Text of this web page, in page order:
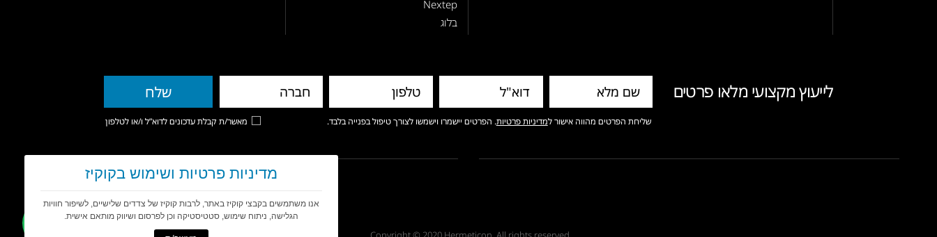
Nextep
בלוג
לייעוץ מקצועי מלאו פרטים
שליחת הפרטים מהווה אישור למדיניות פרטיות. הפרטים יישמרו וישמשו לצורך טיפול בפנייה בלבד. מאשר/ת קבלת עדכונים לדוא”ל ו/או לטלפון
מדיניות פרטיות ושימוש בקוקיז
אנו משתמשים בקבצי קוקיז באתר, לרבות קוקיז של צדדים שלישיים, לשיפור חוויות
הגלישה, ניתוח שימוש, סטטיסטיקה וכן לפרסום ושיווק מותאם אישית.